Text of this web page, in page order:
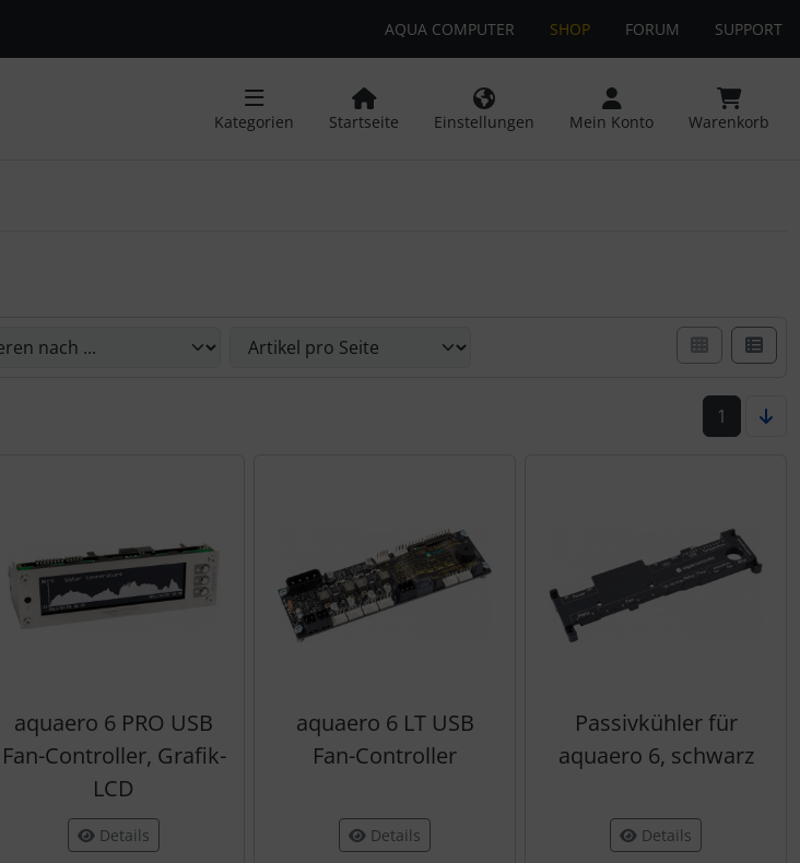
AQUA COMPUTER SHOP FORUM SUPPORT
Kategorien Startseite Einstellungen Mein Konto Warenkorb
1
aquaero 6 PRO USB
Fan-Controller, Grafik-
LCD
Details
aquaero 6 LT USB
Fan-Controller
Details
Passivkühler für
aquaero 6, schwarz
Details